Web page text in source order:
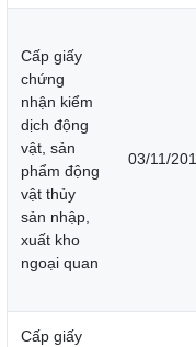
Cấp giấy
chứng
nhận kiểm
dịch động
vật, sản
phẩm động
vật thủy
sản nhập,
xuất kho
ngoại quan
03/11/
Cấp giấy